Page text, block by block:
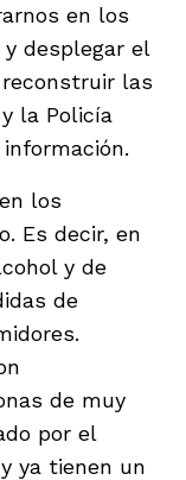
en los
desplegar el
las
la Policía
los
Es decir, en
y de
de
de muy
por el
ya tienen un